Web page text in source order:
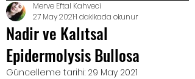
Nadir ve Kalıtsal
Epidermolysis Bullosa
Merve Eftal Kahveci
27 May 20211 dakikada okunur
Güncelleme tarihi: 29 May 2021